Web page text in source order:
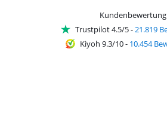
Trustpilot 4.5/5-21.819
Kiyoh 9.3/10- 10.454